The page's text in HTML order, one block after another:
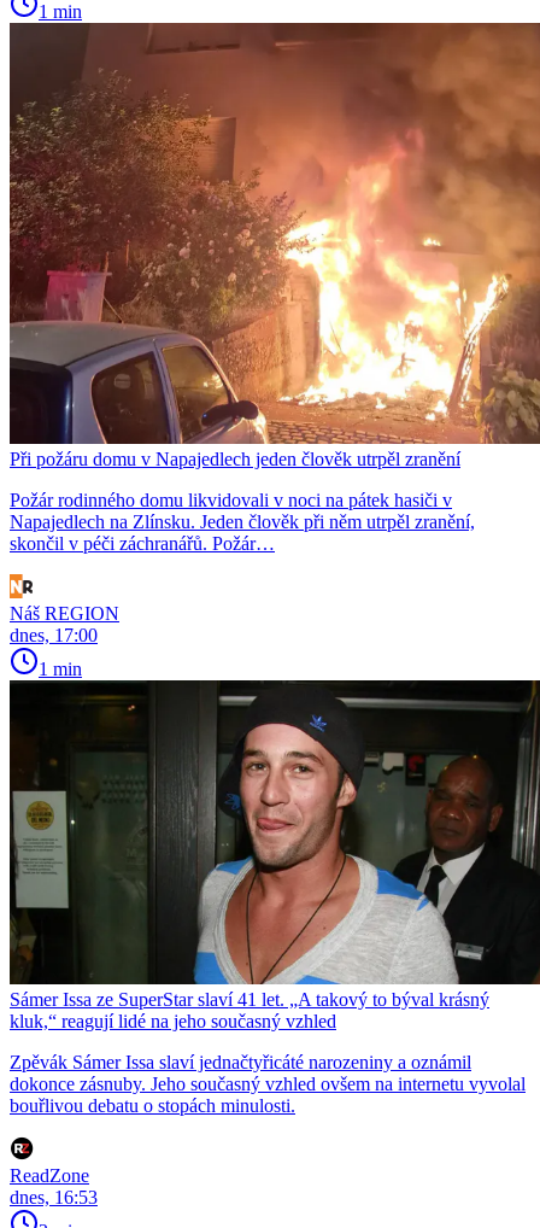
1 min
Při požáru domu v Napajedlech jeden člověk utrpěl zranění
Požár rodinného domu likvidovali v noci na pátek hasiči v
Napajedlech na Zlínsku. Jeden člověk při něm utrpěl zranění,
skončil v péči záchranářů. Požár…
Náš REGION
dnes, 17:00
1 min
Sámer Issa ze SuperStar slaví 41 let. „A takový to býval krásný
kluk,“ reagují lidé na jeho současný vzhled
Zpěvák Sámer Issa slaví jednačtyřicáté narozeniny a oznámil
dokonce zásnuby. Jeho současný vzhled ovšem na internetu vyvolal
bouřlivou debatu o stopách minulosti.
ReadZone
dnes, 16:53